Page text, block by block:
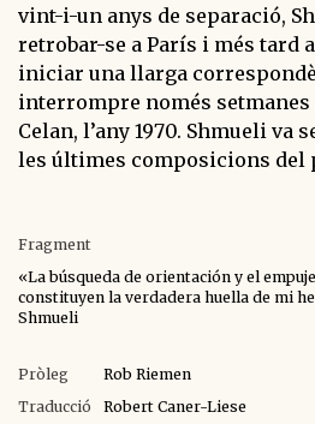
vint-i-un anys de separació,
retrobar-se a París i més tard
iniciar una llarga
interrompre només setmanes
Celan, l’any 1970. Shmueli va
les últimes composicions del
Fragment
«La búsqueda de orientación y el
constituyen la verdadera huella de mi
Shmueli
Pròleg
Rob Riemen
Traducció
Robert Caner-Liese